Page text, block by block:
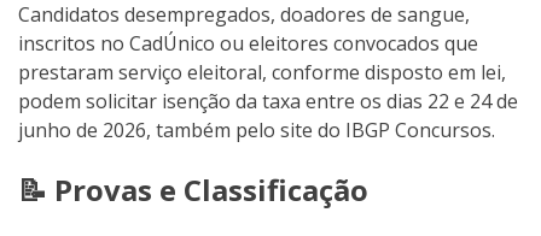
Candidatos desempregados, doadores de sangue,
inscritos no CadÚnico ou eleitores convocados que
prestaram serviço eleitoral, conforme disposto em lei,
podem solicitar isenção da taxa entre os dias 22 e 24 de
junho de 2026, também pelo site do IBGP Concursos.
📝 Provas e Classificação